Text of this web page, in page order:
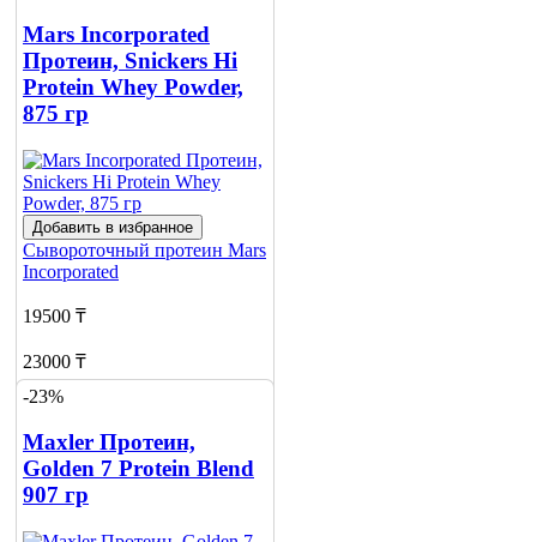
Mars Incorporated
Протеин, Snickers Hi
Protein Whey Powder,
875 гр
Добавить в избранное
Сывороточный протеин Mars
Incorporated
19500 ₸
23000 ₸
Добавить в корзину
-23%
Maxler Протеин,
Golden 7 Protein Blend
907 гр